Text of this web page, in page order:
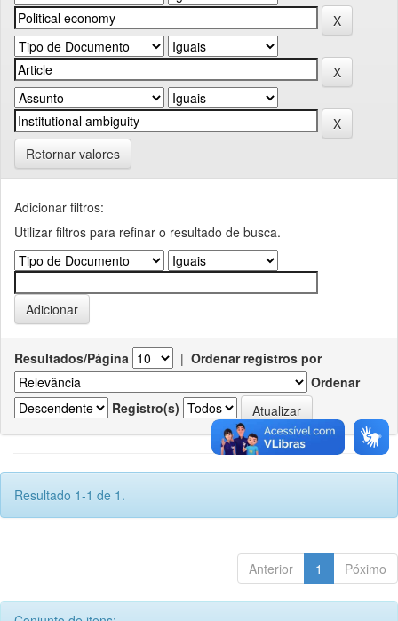
Retornar valores
Adicionar filtros:
Utilizar filtros para refinar o resultado de busca.
Resultados/Página | Ordenar registros por
Ordenar
Registro(s)
Resultado 1-1 de 1.
Anterior 1 Póximo